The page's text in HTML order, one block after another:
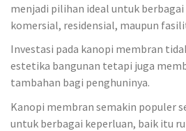
menjadi pilihan ideal untuk
komersial, residensial, maupun
Investasi pada kanopi membran
estetika bangunan tetapi juga
tambahan bagi penghuninya.
Kanopi membran semakin populer
untuk berbagai keperluan, baik itu